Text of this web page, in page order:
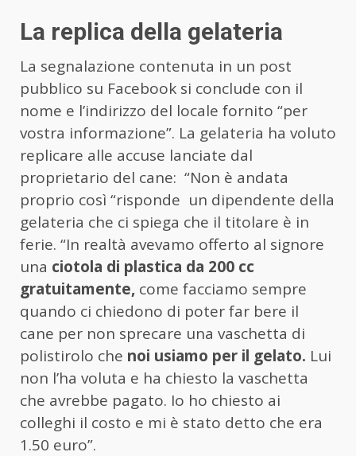
La replica della gelateria
La segnalazione contenuta in un post
pubblico su Facebook si conclude con il
nome e l’indirizzo del locale fornito “per
vostra informazione”. La gelateria ha voluto
replicare alle accuse lanciate dal
proprietario del cane: “Non è andata
proprio così “risponde un dipendente della
gelateria che ci spiega che il titolare è in
ferie. “In realtà avevamo offerto al signore
una ciotola di plastica da 200 cc
gratuitamente, come facciamo sempre
quando ci chiedono di poter far bere il
cane per non sprecare una vaschetta di
polistirolo che noi usiamo per il gelato. Lui
non l’ha voluta e ha chiesto la vaschetta
che avrebbe pagato. Io ho chiesto ai
colleghi il costo e mi è stato detto che era
1.50 euro”.